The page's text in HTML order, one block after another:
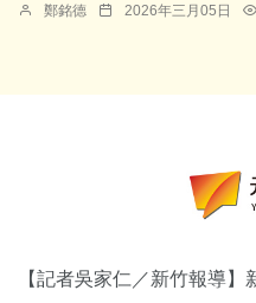
鄭銘德 2026年三月05日
【記者吳家仁／新竹報導